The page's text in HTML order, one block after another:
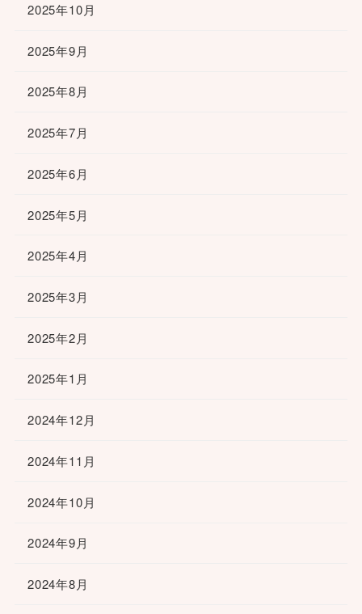
2025年10月
2025年9月
2025年8月
2025年7月
2025年6月
2025年5月
2025年4月
2025年3月
2025年2月
2025年1月
2024年12月
2024年11月
2024年10月
2024年9月
2024年8月